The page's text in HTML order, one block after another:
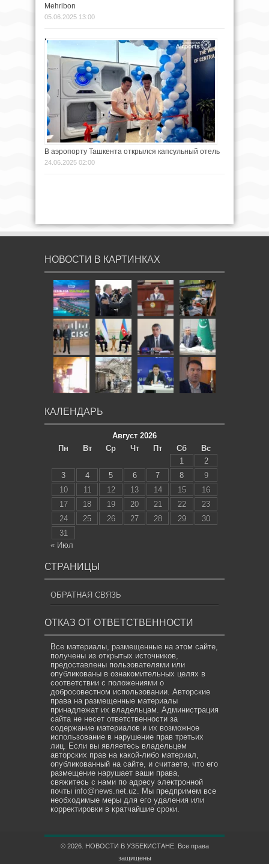
Mehribon
05.06.2025 13:00
В аэропорту Ташкента открылся капсульный отель
24.06.2025 02:00
НОВОСТИ В КАРТИНКАХ
КАЛЕНДАРЬ
Август 2026
Пн
Вт Ср Чт Пт Сб
Вс
1
2
3
4 5 6 7 8
9
10
11 12 13 14 15
16
17
18 19 20 21 22
23
24
25 26 27 28 29
30
31
« Июл
СТРАНИЦЫ
ОБРАТНАЯ СВЯЗЬ
ОТКАЗ ОТ ОТВЕТСТВЕННОСТИ
Все материалы, размещенные на этом сайте,
получены из открытых источников,
предоставлены пользователями или
опубликованы в ознакомительных целях в
соответствии с положениями о
добросовестном использовании. Авторские
права на размещенные материалы
принадлежат их владельцам. Администрация
сайта не несет ответственности за
содержание материалов и их возможное
использование в нарушение прав третьих
лиц. Если вы являетесь владельцем
авторских прав на какой-либо материал,
опубликованный на сайте, и считаете, что его
размещение нарушает ваши права,
свяжитесь с нами по адресу электронной
почты info@news.net.uz. Мы предпримем все
необходимые меры для его удаления или
корректировки в кратчайшие сроки.
© 2026. НОВОСТИ В УЗБЕКИСТАНЕ. Все права
защищены